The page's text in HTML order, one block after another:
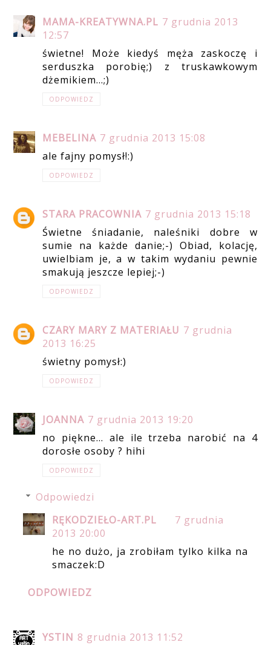
MAMA-KREATYWNA.PL 7 grudnia 2013
12:57
świetne! Może kiedyś męża zaskoczę i
serduszka porobię;) z truskawkowym
dżemikiem...;)
ODPOWIEDZ
MEBELINA 7 grudnia 2013 15:08
ale fajny pomysł!:)
ODPOWIEDZ
STARA PRACOWNIA 7 grudnia 2013 15:18
Świetne śniadanie, naleśniki dobre w
sumie na każde danie;-) Obiad, kolację,
uwielbiam je, a w takim wydaniu pewnie
smakują jeszcze lepiej;-)
ODPOWIEDZ
CZARY MARY Z MATERIAŁU 7 grudnia
2013 16:25
świetny pomysł:)
ODPOWIEDZ
JOANNA 7 grudnia 2013 19:20
no piękne... ale ile trzeba narobić na 4
dorosłe osoby ? hihi
ODPOWIEDZ
Odpowiedzi
RĘKODZIEŁO-ART.PL
7 grudnia
2013 20:00
he no dużo, ja zrobiłam tylko kilka na
smaczek:D
ODPOWIEDZ
YSTIN 8 grudnia 2013 11:52